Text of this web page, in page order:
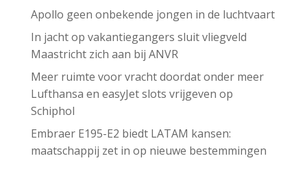
Apollo geen onbekende jongen in de luchtvaart
In jacht op vakantiegangers sluit vliegveld
Maastricht zich aan bij ANVR
Meer ruimte voor vracht doordat onder meer
Lufthansa en easyJet slots vrijgeven op
Schiphol
Embraer E195-E2 biedt LATAM kansen:
maatschappij zet in op nieuwe bestemmingen